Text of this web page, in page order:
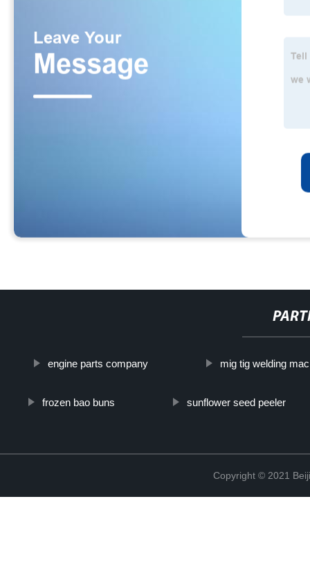
engine parts company mig tig welding
frozen bao buns sunflower seed peeler
Copyright © 2021